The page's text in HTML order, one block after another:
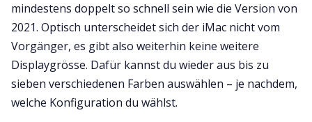
mindestens doppelt so schnell sein wie die Version von
2021. Optisch unterscheidet sich der iMac nicht vom
Vorgänger, es gibt also weiterhin keine weitere
Displaygrösse. Dafür kannst du wieder aus bis zu
sieben verschiedenen Farben auswählen – je nachdem,
welche Konfiguration du wählst.